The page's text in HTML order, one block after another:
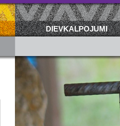
DIEVKALPOJUMI